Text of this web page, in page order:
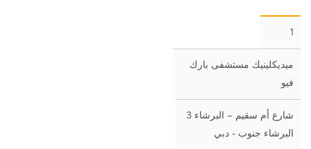
1
ميديكلينيك مستشفى بارك
فيو
شارع أم سقيم – البرشاء 3
البرشاء جنوب - دبي